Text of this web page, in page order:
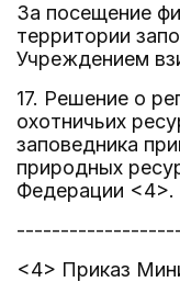
За посещение
территории
Учреждением
17. Решение о
охотничьих
заповедника
природных
Федерации <4>.
<4> Приказ